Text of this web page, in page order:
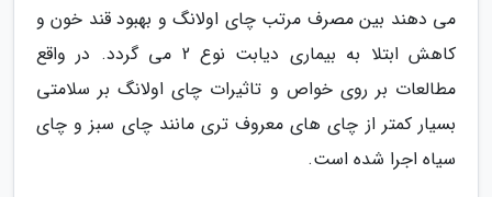
می دهند بین مصرف مرتب چای اولانگ و بهبود قند خون و
کاهش ابتلا به بیماری دیابت نوع 2 می گردد. در واقع
مطالعات بر روی خواص و تاثیرات چای اولانگ بر سلامتی
بسیار کمتر از چای های معروف تری مانند چای سبز و چای
سیاه اجرا شده است.